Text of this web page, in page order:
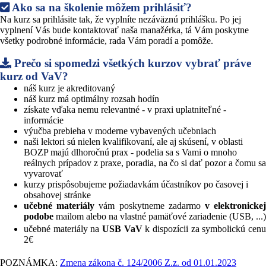
Ako sa na školenie môžem prihlásiť?
Na kurz sa prihlásite tak, že vyplníte nezáväznú prihlášku. Po jej
vyplnení Vás bude kontaktovať naša manažérka, tá Vám poskytne
všetky podrobné informácie, rada Vám poradí a pomôže.
Prečo si spomedzi všetkých kurzov vybrať práve
kurz od VaV?
náš kurz je akreditovaný
náš kurz má optimálny rozsah hodín
získate vďaka nemu relevantné - v praxi uplatniteľné -
informácie
výučba prebieha v moderne vybavených učebniach
naši lektori sú nielen kvalifikovaní, ale aj skúsení, v oblasti
BOZP majú dlhoročnú prax - podelia sa s Vami o mnoho
reálnych prípadov z praxe, poradia, na čo si dať pozor a čomu sa
vyvarovať
kurzy prispôsobujeme požiadavkám účastníkov po časovej i
obsahovej stránke
učebné materiály vám poskytneme zadarmo v elektronickej
podobe mailom alebo na vlastné pamäťové zariadenie (USB, ...)
učebné materiály na USB VaVk dispozícii za symbolickú cenu
2€
POZNÁMKA: Zmena zákona č. 124/2006 Z.z. od 01.01.2023